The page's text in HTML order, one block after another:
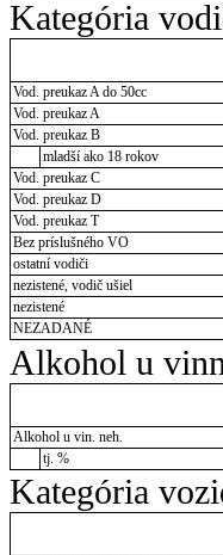
Kategória
Vod. preukaz A do 50cc
Vod. preukaz A
Vod. preukaz B
mladší ako 18 rokov
Vod. preukaz C
Vod. preukaz D
Vod. preukaz T
Bez príslušného VO
ostatní vodiči
nezistené, vodič ušiel
nezistené
NEZADANÉ
Alkohol u
Alkohol u vin. neh.
tj. %
Kategória